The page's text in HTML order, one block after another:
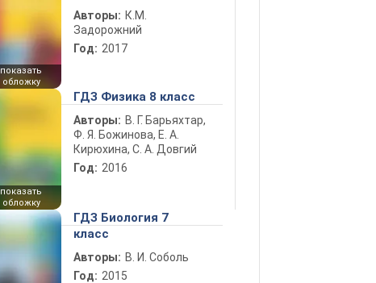
показать
обложку
Авторы: К.М.
Задорожний
Год: 2017
показать
обложку
ГДЗ Физика 8 класс
Авторы: В. Г. Барьяхтар,
Ф. Я. Божинова, Е. А.
Кирюхина, С. А. Довгий
Год: 2016
ГДЗ Биология 7
класс
Авторы: В. И. Соболь
Год: 2015